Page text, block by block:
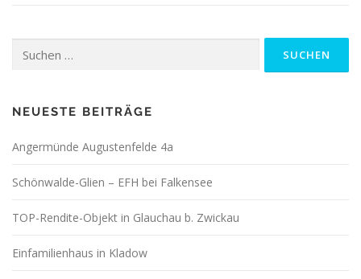
nach:
NEUESTE BEITRÄGE
Angermünde Augustenfelde 4a
Schönwalde-Glien – EFH bei Falkensee
TOP-Rendite-Objekt in Glauchau b. Zwickau
Einfamilienhaus in Kladow